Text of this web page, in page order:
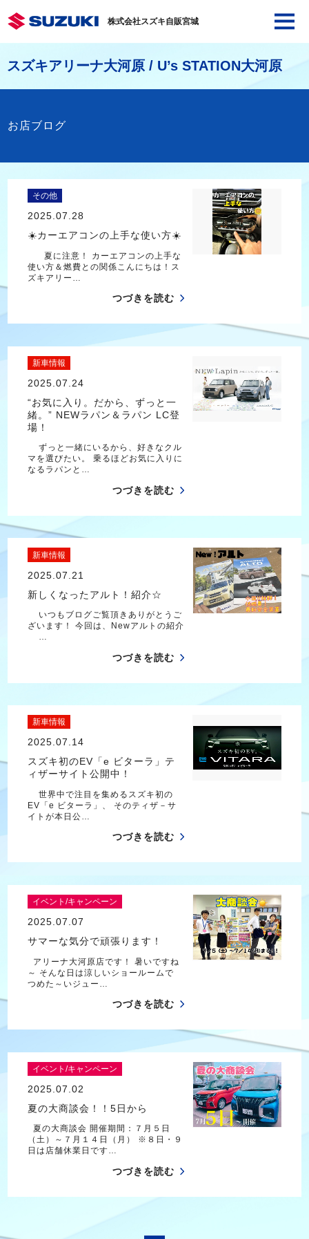
株式会社スズキ自販宮城
スズキアリーナ大河原 / U’s STATION大河原
お店ブログ
その他
2025.07.28
☀️カーエアコンの上手な使い方☀️
夏に注意！ カーエアコンの上手な
使い方＆燃費との関係こんにちは！ス
ズキアリー…
つづきを読む
新車情報
2025.07.24
“お気に入り。だから、ずっと一
緒。” NEWラパン＆ラパン LC登
場！
ずっと一緒にいるから、好きなクル
マを選びたい。 乗るほどお気に入りに
なるラパンと…
つづきを読む
新車情報
2025.07.21
新しくなったアルト！紹介☆
いつもブログご覧頂きありがとうご
ざいます！ 今回は、Newアルトの紹介
…
つづきを読む
新車情報
2025.07.14
スズキ初のEV「e ビターラ」テ
ィザーサイト公開中！
世界中で注目を集めるスズキ初の
EV「e ビターラ」、 そのティザ－サ
イトが本日公…
つづきを読む
イベント/キャンペーン
2025.07.07
サマーな気分で頑張ります！
アリーナ大河原店です！ 暑いですね
～ そんな日は涼しいショールームで
つめた～いジュー…
つづきを読む
イベント/キャンペーン
2025.07.02
夏の大商談会！！5日から
夏の大商談会 開催期間：７月５日
（土）～７月１４日（月） ※８日・９
日は店舗休業日です…
つづきを読む